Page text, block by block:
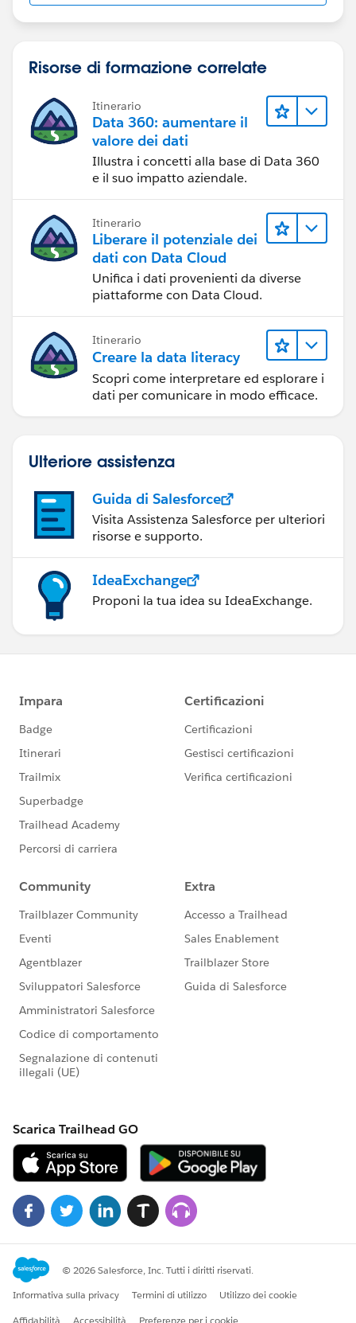
Risorse di formazione correlate
Itinerario
Data 360: aumentare il
valore dei dati
Illustra i concetti alla base di Data 360
e il suo impatto aziendale.
Itinerario
Liberare il potenziale dei
dati con Data Cloud
Unifica i dati provenienti da diverse
piattaforme con Data Cloud.
Itinerario
Creare la data literacy
Scopri come interpretare ed esplorare i
dati per comunicare in modo efficace.
Ulteriore assistenza
Guida di Salesforce
Visita Assistenza Salesforce per ulteriori
risorse e supporto.
IdeaExchange
Proponi la tua idea su IdeaExchange.